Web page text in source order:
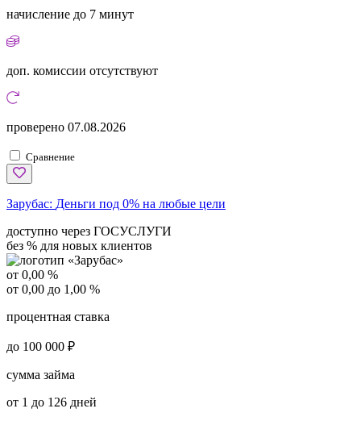
начисление до 7 минут
доп. комиссии отсутствуют
проверено 07.08.2026
Сравнение
Зарубас: Деньги под 0% на любые цели
доступно через ГОСУСЛУГИ
без % для новых клиентов
от 0,00 %
от 0,00 до 1,00 %
процентная ставка
до 100 000 ₽
сумма займа
от 1 до 126 дней